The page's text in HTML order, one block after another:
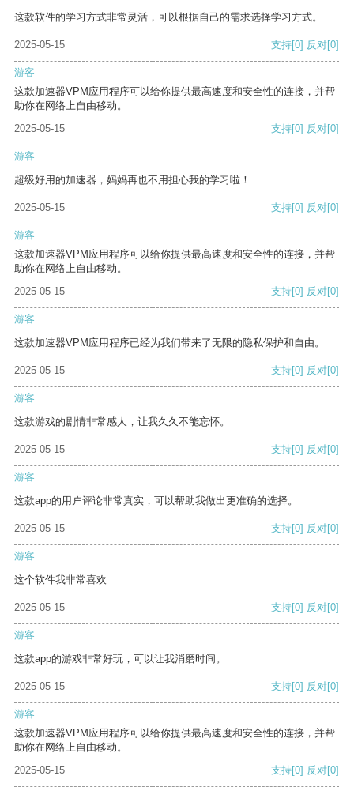
这款软件的学习方式非常灵活，可以根据自己的需求选择学习方式。
2025-05-15 支持[0] 反对[0]
游客
这款加速器VPM应用程序可以给你提供最高速度和安全性的连接，并帮
助你在网络上自由移动。
2025-05-15
支持[0] 反对[0]
游客
超级好用的加速器，妈妈再也不用担心我的学习啦！
2025-05-15 支持[0] 反对[0]
游客
这款加速器VPM应用程序可以给你提供最高速度和安全性的连接，并帮
助你在网络上自由移动。
2025-05-15
支持[0] 反对[0]
游客
这款加速器VPM应用程序已经为我们带来了无限的隐私保护和自由。
2025-05-15 支持[0] 反对[0]
游客
这款游戏的剧情非常感人，让我久久不能忘怀。
2025-05-15 支持[0] 反对[0]
游客
这款app的用户评论非常真实，可以帮助我做出更准确的选择。
2025-05-15 支持[0] 反对[0]
游客
这个软件我非常喜欢
2025-05-15 支持[0] 反对[0]
游客
这款app的游戏非常好玩，可以让我消磨时间。
2025-05-15 支持[0] 反对[0]
游客
这款加速器VPM应用程序可以给你提供最高速度和安全性的连接，并帮
助你在网络上自由移动。
2025-05-15
支持[0] 反对[0]